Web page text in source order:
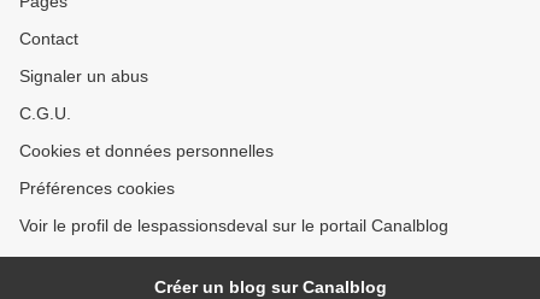
Contact
Signaler un abus
C.G.U.
Cookies et données personnelles
Préférences cookies
Voir le profil de lespassionsdeval sur le portail Canalblog
Créer un blog sur Canalblog